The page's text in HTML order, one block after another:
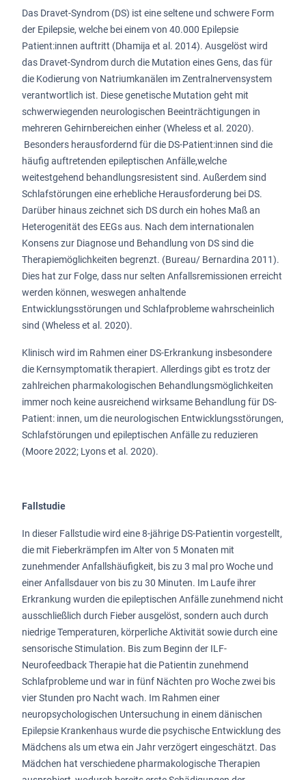
Das Dravet-Syndrom (DS) ist eine seltene und schwere Form
der Epilepsie, welche bei einem von 40.000 Epilepsie
Patient:innen auftritt (Dhamija et al. 2014). Ausgelöst wird
das Dravet-Syndrom durch die Mutation eines Gens, das für
die Kodierung von Natriumkanälen im Zentralnervensystem
verantwortlich ist. Diese genetische Mutation geht mit
schwerwiegenden neurologischen Beeinträchtigungen in
mehreren Gehirnbereichen einher (Wheless et al. 2020).
Besonders herausfordernd für die DS-Patient:innen sind die
häufig auftretenden epileptischen Anfälle,welche
weitestgehend behandlungsresistent sind. Außerdem sind
Schlafstörungen eine erhebliche Herausforderung bei DS.
Darüber hinaus zeichnet sich DS durch ein hohes Maß an
Heterogenität des EEGs aus. Nach dem internationalen
Konsens zur Diagnose und Behandlung von DS sind die
Therapiemöglichkeiten begrenzt. (Bureau/ Bernardina 2011).
Dies hat zur Folge, dass nur selten Anfallsremissionen erreicht
werden können, weswegen anhaltende
Entwicklungsstörungen und Schlafprobleme wahrscheinlich
sind (Wheless et al. 2020).
Klinisch wird im Rahmen einer DS-Erkrankung insbesondere
die Kernsymptomatik therapiert. Allerdings gibt es trotz der
zahlreichen pharmakologischen Behandlungsmöglichkeiten
immer noch keine ausreichend wirksame Behandlung für DS-
Patient: innen, um die neurologischen Entwicklungsstörungen,
Schlafstörungen und epileptischen Anfälle zu reduzieren
(Moore 2022; Lyons et al. 2020).
Fallstudie
In dieser Fallstudie wird eine 8-jährige DS-Patientin vorgestellt,
die mit Fieberkrämpfen im Alter von 5 Monaten mit
zunehmender Anfallshäufigkeit, bis zu 3 mal pro Woche und
einer Anfallsdauer von bis zu 30 Minuten. Im Laufe ihrer
Erkrankung wurden die epileptischen Anfälle zunehmend nicht
ausschließlich durch Fieber ausgelöst, sondern auch durch
niedrige Temperaturen, körperliche Aktivität sowie durch eine
sensorische Stimulation. Bis zum Beginn der ILF-
Neurofeedback Therapie hat die Patientin zunehmend
Schlafprobleme und war in fünf Nächten pro Woche zwei bis
vier Stunden pro Nacht wach. Im Rahmen einer
neuropsychologischen Untersuchung in einem dänischen
Epilepsie Krankenhaus wurde die psychische Entwicklung des
Mädchens als um etwa ein Jahr verzögert eingeschätzt. Das
Mädchen hat verschiedene pharmakologische Therapien